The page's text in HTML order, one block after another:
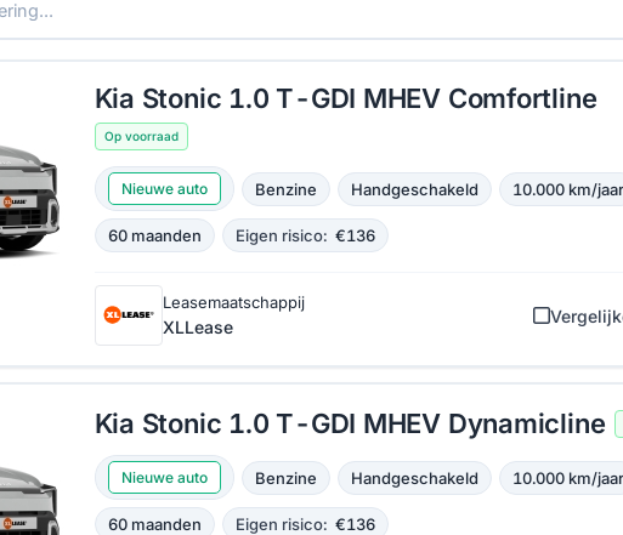
Kia Stonic 1.0 T-GDI MHEV Comfortline
Op voorraad
Nieuwe auto Benzine Handgeschakeld 10.000 km/jaar
60 maanden Eigen risico: €136
Leasemaatschappij
XLLease
Kia Stonic 1.0 T-GDI MHEV Dynamicline
Nieuwe auto Benzine Handgeschakeld 10.000 km/jaar
60 maanden Eigen risico: €136